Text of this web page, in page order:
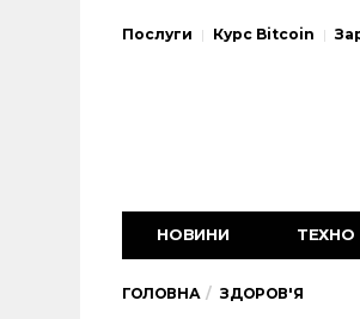
Послуги Курс Bitcoin
НОВИНИ ТЕХНО
ГОЛОВНА ЗДОРОВ'Я